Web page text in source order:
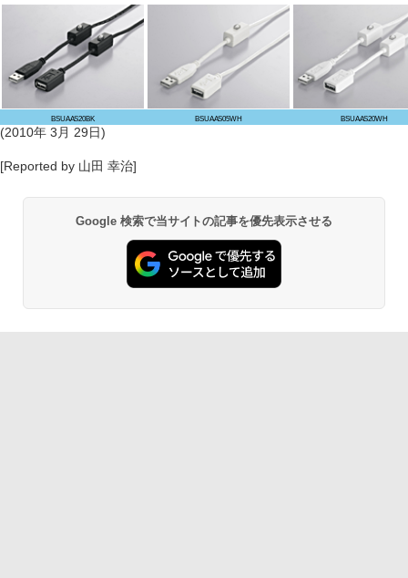
BSUAAS20BK BSUAAS05WH BSUAAS20WH
(2010年 3月 29日)
[Reported by 山田 幸治]
Google 検索で当サイトの記事を優先表示させる